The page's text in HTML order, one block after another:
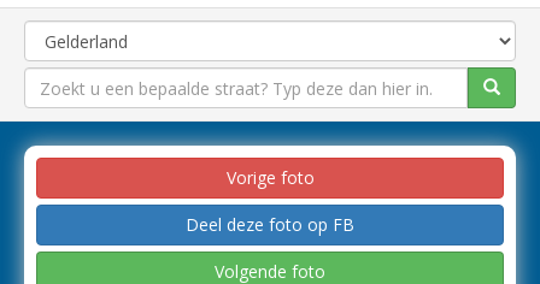
Vorige foto
Deel deze foto op FB
Volgende foto